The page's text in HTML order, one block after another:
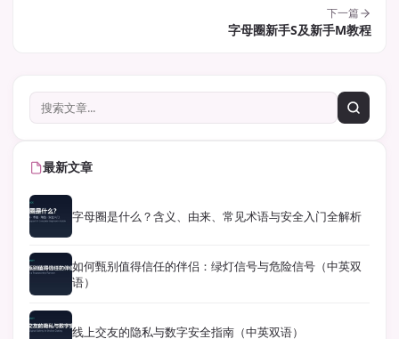
下一篇
字母圈新手S及新手M教程
最新文章
字母圈是什么？含义、由来、常见术语与安全入门全解析
如何甄别值得信任的伴侣：绿灯信号与危险信号（中英双
语）
线上交友的隐私与数字安全指南（中英双语）